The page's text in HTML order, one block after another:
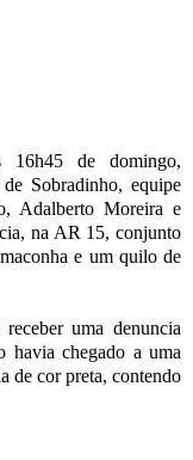
16h45 de domingo,
Sobradinho, equipe
Adalberto Moreira e
na AR 15, conjunto
e um quilo de
uma denuncia
havia chegado a uma
de cor preta, contendo